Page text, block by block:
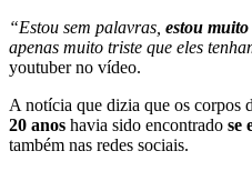
“Estou sem palavras, estou
apenas muito triste que eles
youtuber no vídeo.
A notícia que dizia que os corpos
20 anos havia sido encontrado se
também nas redes sociais.